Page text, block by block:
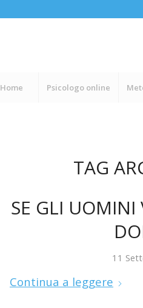
Home Psicologo online
TAG
SE GLI UOMINI
11
Continua a leggere